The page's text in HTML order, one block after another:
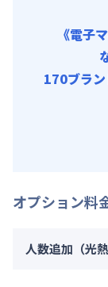
《電子
170ブラ
オプション料
人数追加（光熱